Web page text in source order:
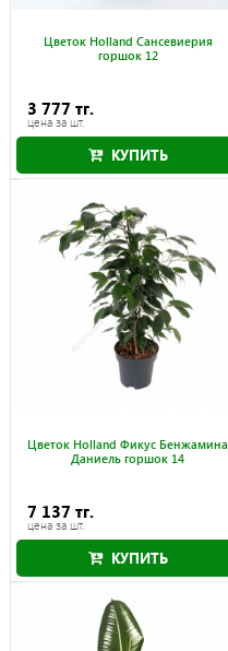
Цветок Holland Сансевиерия
горшок 12
3 777 тг.
цена за шт.
КУПИТЬ
Цветок Holland Фикус Бенжамина
Даниель горшок 14
7 137 тг.
цена за шт.
КУПИТЬ